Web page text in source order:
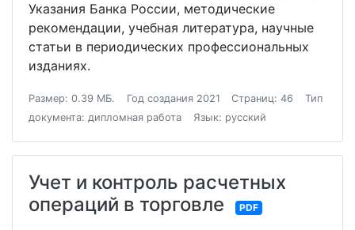
Указания Банка России, методические
рекомендации, учебная литература, научные
статьи в периодических профессиональных
изданиях.
Размер: 0.39 МБ. Год создания 2021 Страниц: 46
Тип
документа: дипломная работа
Язык: русский
Учет и контроль расчетных
операций в торговле
PDF